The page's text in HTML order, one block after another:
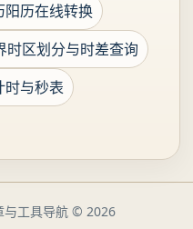
阳历在线转换
时区划分与时差查询
时与秒表
工具导航 © 2026